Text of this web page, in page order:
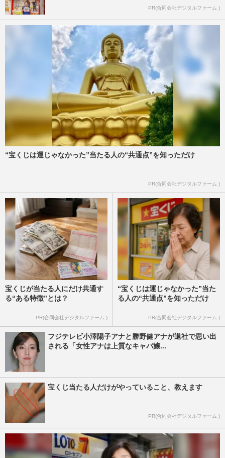
PR(合同会社デジタルファーム )
“宝くじは運じゃなかった”当たる人の“共通点”を知っただけ
PR(合同会社デジタルファーム )
宝くじが当たる人にだけ共通す
る“ある特徴”とは？
PR(合同会社デジタルファーム )
“宝くじは運じゃなかった”当た
る人の“共通点”を知っただけ
PR(合同会社デジタルファーム )
フジテレビ小澤陽子アナと勝野健アナが退社で思い出
される「女性アナは上質なキャバ嬢...
宝くじ当たる人だけがやっていること、教えます
PR(合同会社デジタルファーム )